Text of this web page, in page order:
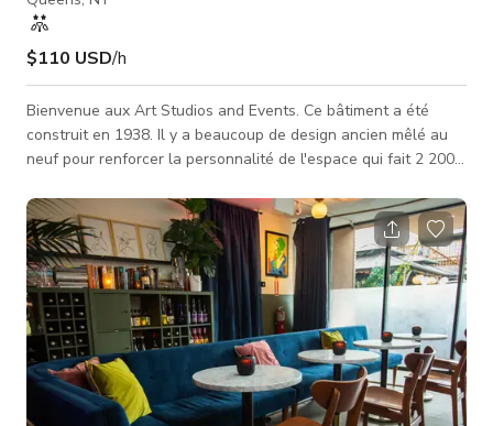
$110 USD/h
Bienvenue aux Art Studios and Events. Ce bâtiment a été
construit en 1938. Il y a beaucoup de design ancien mêlé au
neuf pour renforcer la personnalité de l'espace qui fait 2 200
l'extérieur, vous avez beaucoup d'espace pour l'aménager
comme vous le souhaitez. Art Studios a été créé par un artiste
connaissant le confort nécessaire pour organiser un
événement réussi. Nous espérons que vous apprécierez la
magie de cet espa